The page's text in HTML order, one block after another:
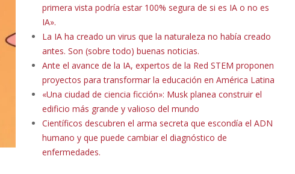
primera vista podría estar 100% segura de si es IA o no es
IA».
La IA ha creado un virus que la naturaleza no había creado
antes. Son (sobre todo) buenas noticias.
Ante el avance de la IA, expertos de la Red STEM proponen
proyectos para transformar la educación en América Latina
«Una ciudad de ciencia ficción»: Musk planea construir el
edificio más grande y valioso del mundo
Científicos descubren el arma secreta que escondía el ADN
humano y que puede cambiar el diagnóstico de
enfermedades.